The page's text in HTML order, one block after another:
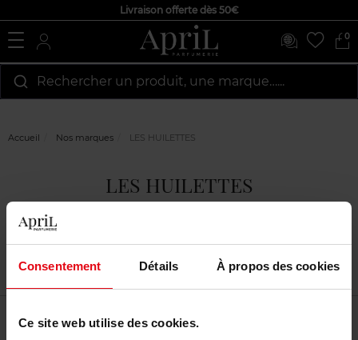
Consentement Détails À propos des cookies
Ce site web utilise des cookies.
Livraison offerte dès 50€
0
Rechercher un produit, une marque…...
Accueil Nos marques LES HUILETTES
LES HUILETTES
Tri